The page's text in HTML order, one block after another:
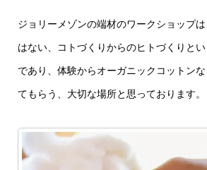
ジョリーメゾンの端材のワークショップ
はない、コトづくりからのヒトづくりと
であり、体験からオーガニックコットン
てもらう、大切な場所と思っております。